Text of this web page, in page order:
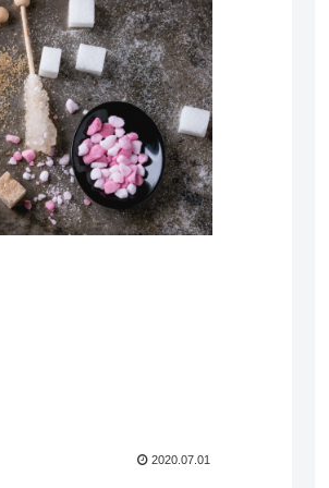
2020.07.01